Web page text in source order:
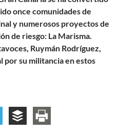
once comunidades de
y numerosos proyectos de
de riesgo: La Marisma.
Ruymán Rodríguez,
por su militancia en estos
– Entrevista a Ruymán